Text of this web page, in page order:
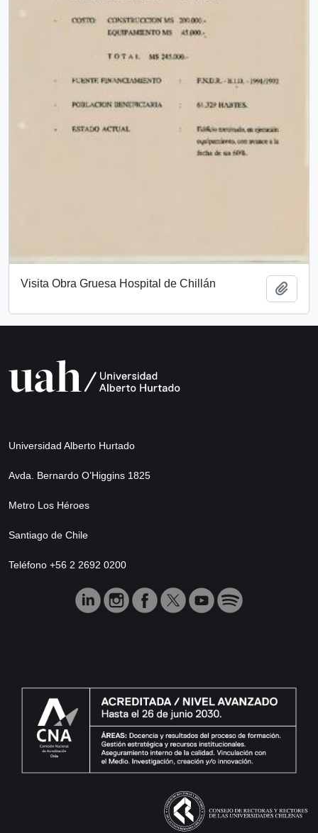
Visita Obra Gruesa Hospital de Chillán
Universidad Alberto Hurtado
Avda. Bernardo O’Higgins 1825
Metro Los Héroes
Santiago de Chile
Teléfono +56 2 2692 0200